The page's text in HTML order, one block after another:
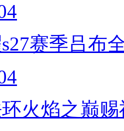
赛季吕布
火焰之巅赐